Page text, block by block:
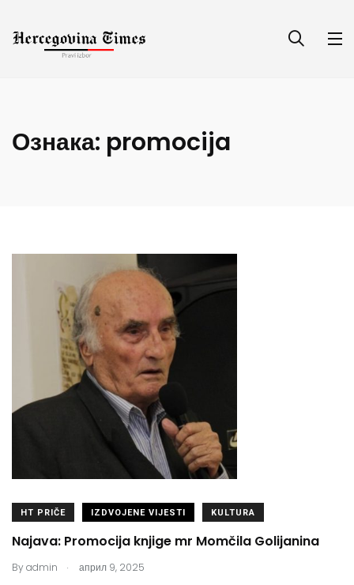
Ознака: promocija
HT PRIČE IZDVOJENE VIJESTI KULTURA
Najava: Promocija knjige mr Momčila Golijanina
Byadmin . април 9, 2025